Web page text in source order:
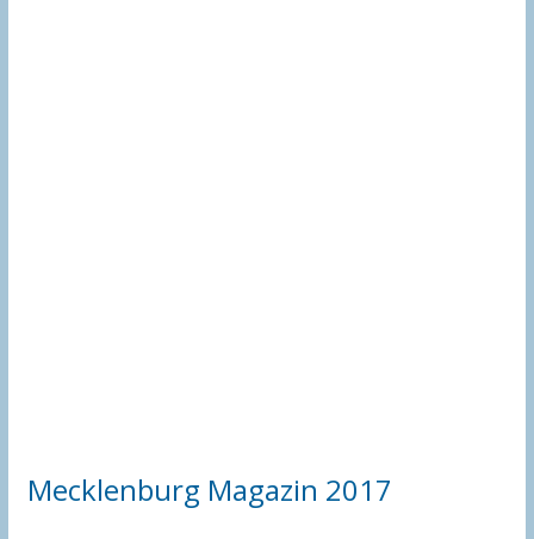
Mecklenburg Magazin 2017